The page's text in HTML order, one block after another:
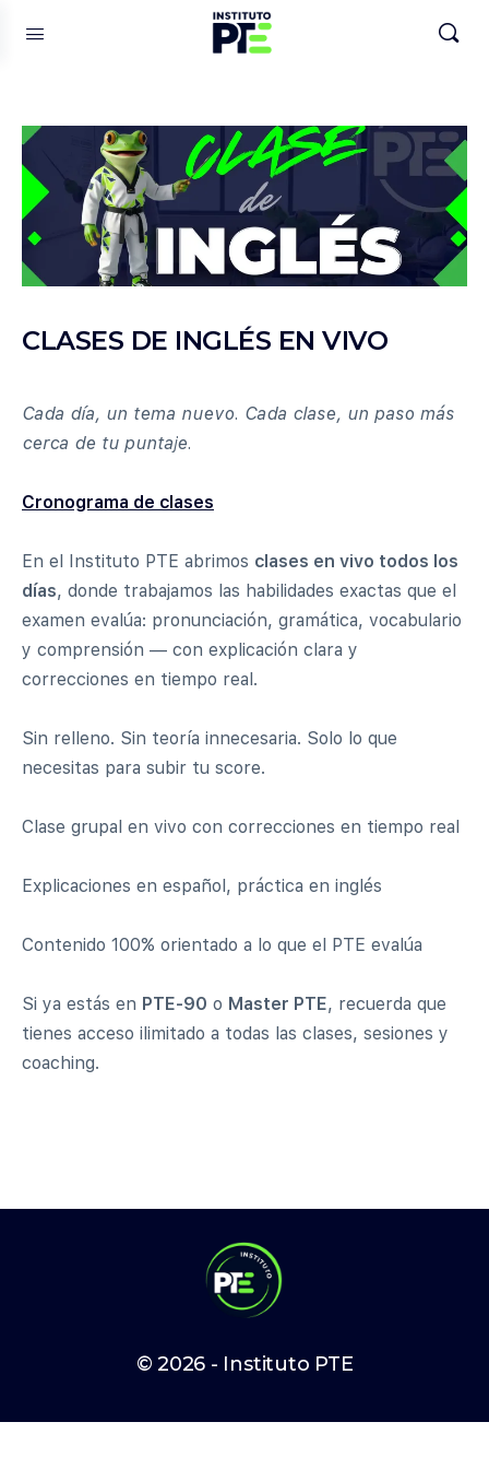
CLASES DE INGLÉS EN VIVO
Cada día, un tema nuevo. Cada clase, un paso más
cerca de tu puntaje.
Cronograma de clases
En el Instituto PTE abrimos clases en vivo todos los
días, donde trabajamos las habilidades exactas que el
examen evalúa: pronunciación, gramática, vocabulario
y comprensión — con explicación clara y
correcciones en tiempo real.
Sin relleno. Sin teoría innecesaria. Solo lo que
necesitas para subir tu score.
Clase grupal en vivo con correcciones en tiempo real
Explicaciones en español, práctica en inglés
Contenido 100% orientado a lo que el PTE evalúa
Si ya estás en PTE-90 o Master PTE, recuerda que
tienes acceso ilimitado a todas las clases, sesiones y
coaching.
© 2026 - Instituto PTE